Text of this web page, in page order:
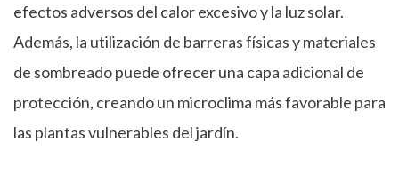
efectos adversos del calor excesivo y la luz solar.
Además, la utilización de barreras físicas y materiales
de sombreado puede ofrecer una capa adicional de
protección, creando un microclima más favorable para
las plantas vulnerables del jardín.